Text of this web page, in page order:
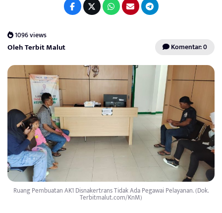
1096 views
Oleh Terbit Malut Komentar: 0
Ruang Pembuatan AK1 Disnakertrans Tidak Ada Pegawai Pelayanan. (Dok.
Terbitmalut.com/KnM)